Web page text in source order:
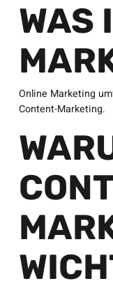
WAS
Online Marketing
Content-Marketing.